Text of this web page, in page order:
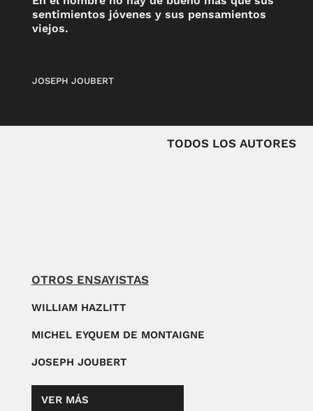
sentimientos jóvenes y sus pensamientos
viejos.
JOSEPH JOUBERT
TODOS LOS AUTORES
OTROS ENSAYISTAS
WILLIAM HAZLITT
MICHEL EYQUEM DE MONTAIGNE
JOSEPH JOUBERT
VER MÁS